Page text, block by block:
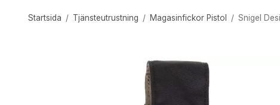
Startsida / Tjänsteutrustning / Magasinfickor Pistol / Snigel